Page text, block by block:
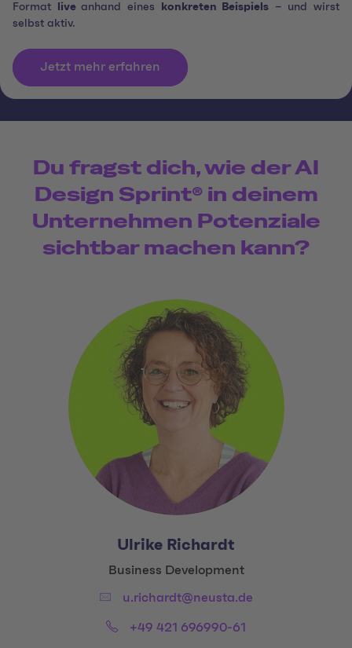
Format
liveanhand eines konkreten Beispiels – und wirst
selbst aktiv.
Jetzt mehr erfahren
Du fragst dich, wie der AI
Design Sprint® in deinem
Unternehmen Potenziale
sichtbar machen kann?
Ulrike Richardt
Title:
Business Development
Email:u.richardt@neusta.de
Phone:+49 421 696990-61